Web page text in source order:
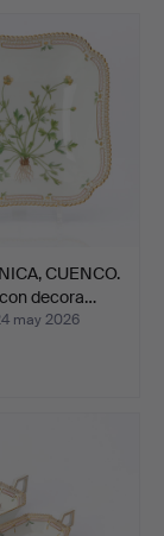
CUENCO.
decora…
may 2026